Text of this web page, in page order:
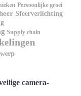
Persoonlijke groei
Sfeerverlichting
Supply chain
camera-